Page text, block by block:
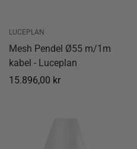
LUCEPLAN
Mesh Pendel Ø55 m/1m
kabel - Luceplan
Normal
15.896,00 kr